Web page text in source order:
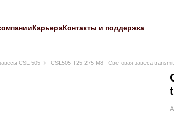
КарьераКонтакты и поддержка
CSL 505 CSL505-T25-275-M8 - Световая завеса